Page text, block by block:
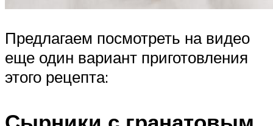
Предлагаем посмотреть на видео
еще один вариант приготовления
этого рецепта: